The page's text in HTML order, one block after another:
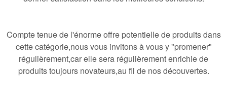
Compte tenue de l'énorme offre potentielle de produits dans
cette catégorie,nous vous invitons à vous y "promener"
régulièrement,car elle sera régulièrement enrichie de
produits toujours novateurs,au fil de nos découvertes.